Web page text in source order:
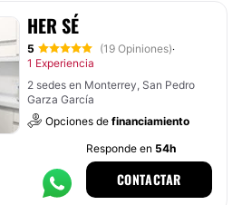
HER SÉ
5 (19 Opiniones)·
1 Experiencia
2 sedes en Monterrey, San Pedro
Garza García
Opciones de financiamiento
Responde en 54h
CONTACTAR